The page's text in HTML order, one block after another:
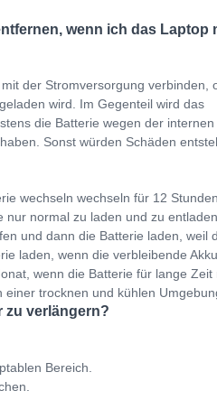
wenn ich das Laptop
der Stromversorgung verbinden,
wird. Im Gegenteil wird das
die Batterie wegen der
Sonst würden Schäden
wechseln wechseln für 12
normal zu laden und zu entladen.
und dann die Batterie laden, weil
laden, wenn die verbleibende
wenn die Batterie für lange Zeit
trocknen und kühlen
zu verlängern?
Bereich.